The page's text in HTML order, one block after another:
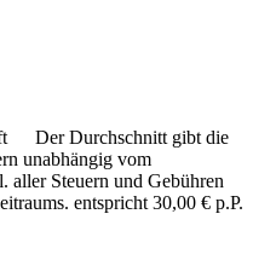
Der Durchschnitt gibt die
unabhängig vom
aller Steuern und Gebühren
entspricht 30,00 € p.P.